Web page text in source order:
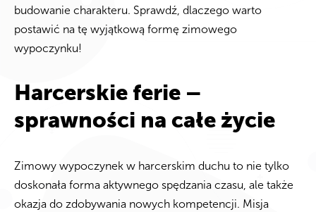
budowanie charakteru. Sprawdź, dlaczego warto
postawić na tę wyjątkową formę zimowego
wypoczynku!
Harcerskie ferie –
sprawności na całe życie
Zimowy wypoczynek w harcerskim duchu to nie tylko
doskonała forma aktywnego spędzania czasu, ale także
okazja do zdobywania nowych kompetencji. Misja